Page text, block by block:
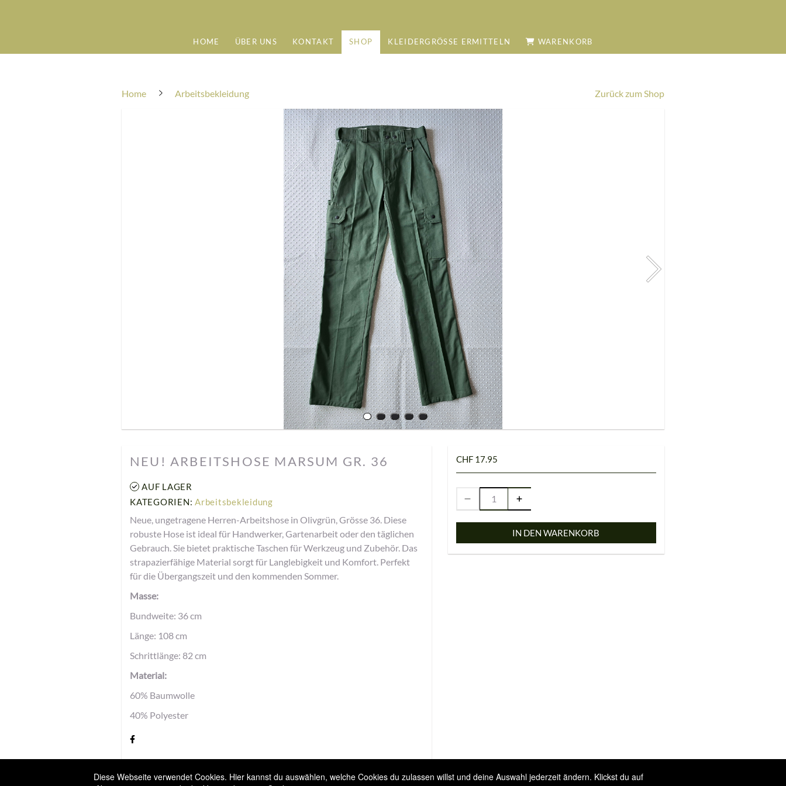
HOME ÜBER UNS KONTAKT SHOP KLEIDERGRÖSSE ERMITTELN WARENKORB
Home Arbeitsbekleidung Zurück zum Shop
NEU! ARBEITSHOSE MARSUM GR. 36
AUF LAGER
KATEGORIEN: Arbeitsbekleidung
Neue, ungetragene Herren-Arbeitshose in Olivgrün, Grösse 36. Diese
robuste Hose ist ideal für Handwerker, Gartenarbeit oder den täglichen
Gebrauch. Sie bietet praktische Taschen für Werkzeug und Zubehör. Das
strapazierfähige Material sorgt für Langlebigkeit und Komfort. Perfekt
für die Übergangszeit und den kommenden Sommer.
Masse:
Bundweite: 36 cm
Länge: 108 cm
Schrittlänge: 82 cm
Material:
60% Baumwolle
40% Polyester
CHF 17.95
IN DEN WARENKORB
Diese Webseite verwendet Cookies. Hier kannst du auswählen, welche Cookies du zulassen willst und deine Auswahl jederzeit ändern. Klickst du auf